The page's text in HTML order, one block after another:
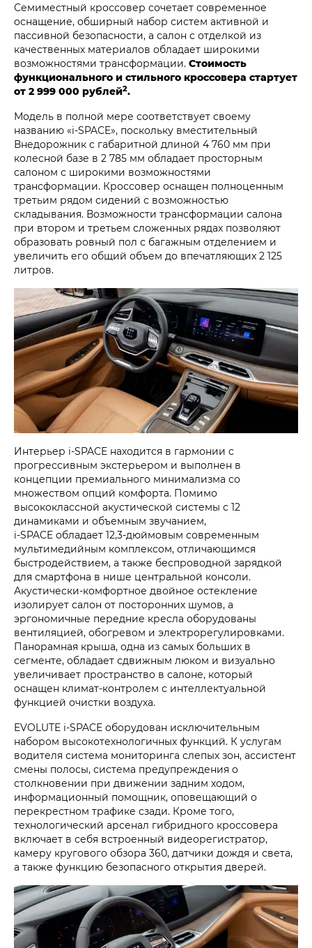
Семиместный кроссовер сочетает современное
оснащение, обширный набор систем активной и
пассивной безопасности, а салон с отделкой из
качественных материалов обладает широкими
возможностями трансформации. Стоимость
функционального и стильного кроссовера стартует
от 2 999 000 рублей2.
Модель в полной мере соответствует своему
названию «i‑SPACE», поскольку вместительный
Внедорожник с габаритной длиной 4 760 мм при
колесной базе в 2 785 мм обладает просторным
салоном с широкими возможностями
трансформации. Кроссовер оснащен полноценным
третьим рядом сидений с возможностью
складывания. Возможности трансформации салона
при втором и третьем сложенных рядах позволяют
образовать ровный пол с багажным отделением и
увеличить его общий объем до впечатляющих 2 125
литров.
Интерьер i‑SPACE находится в гармонии с
прогрессивным экстерьером и выполнен в
концепции премиального минимализма со
множеством опций комфорта. Помимо
высококлассной акустической системы с 12
динамиками и объемным звучанием,
i‑SPACE обладает 12,3-дюймовым современным
мультимедийным комплексом, отличающимся
быстродействием, а также беспроводной зарядкой
для смартфона в нише центральной консоли.
Акустически-комфортное двойное остекление
изолирует салон от посторонних шумов, а
эргономичные передние кресла оборудованы
вентиляцией, обогревом и электрорегулировками.
Панорамная крыша, одна из самых больших в
сегменте, обладает сдвижным люком и визуально
увеличивает пространство в салоне, который
оснащен климат-контролем с интеллектуальной
функцией очистки воздуха.
EVOLUTE i‑SPACE оборудован исключительным
набором высокотехнологичных функций. К услугам
водителя система мониторинга слепых зон, ассистент
смены полосы, система предупреждения о
столкновении при движении задним ходом,
информационный помощник, оповещающий о
перекрестном трафике сзади. Кроме того,
технологический арсенал гибридного кроссовера
включает в себя встроенный видеорегистратор,
камеру кругового обзора 360, датчики дождя и света,
а также функцию безопасного открытия дверей.